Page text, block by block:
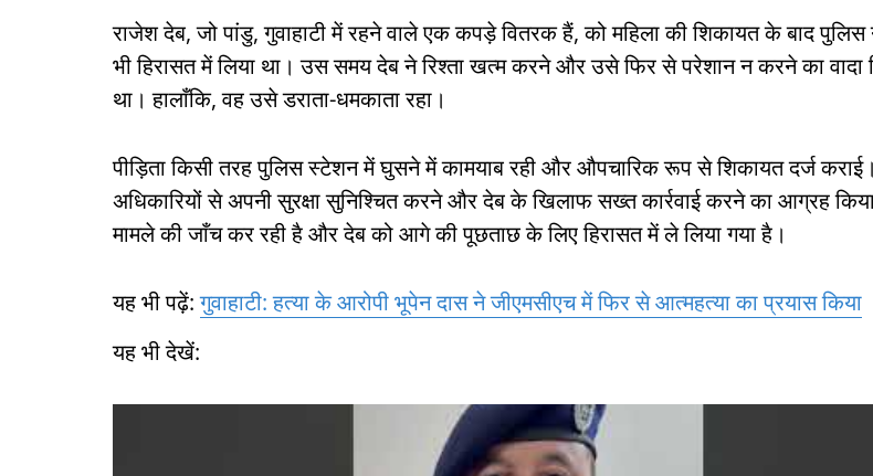
राजेश देब, जो पांडु, गुवाहाटी में रहने वाले एक कपड़े वितरक हैं, को महिला की शिकायत के बाद
भी हिरासत में लिया था। उस समय देब ने रिश्ता खत्म करने और उसे फिर से परेशान न करने का वादा
था। हालाँकि, वह उसे डराता-धमकाता रहा।
पीड़िता किसी तरह पुलिस स्टेशन में घुसने में कामयाब रही और औपचारिक रूप से शिकायत दर्ज
अधिकारियों से अपनी सुरक्षा सुनिश्चित करने और देब के खिलाफ सख्त कार्रवाई करने का आग्रह
मामले की जाँच कर रही है और देब को आगे की पूछताछ के लिए हिरासत में ले लिया गया है।
यह भी पढ़ें:गुवाहाटी: हत्या के आरोपी भूपेन दास ने जीएमसीएच में फिर से आत्महत्या का प्रयास किया
यह भी देखें: